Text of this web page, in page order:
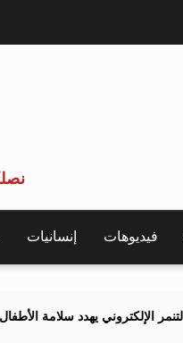
فيديوهات إنسانيات
الإلكتروني يهدد سلامة